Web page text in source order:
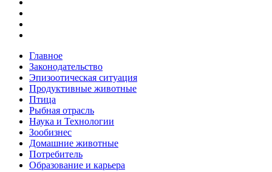
Главное
Законодательство
Эпизоотическая ситуация
Продуктивные животные
Птица
Рыбная отрасль
Наука и Технологии
Зообизнес
Домашние животные
Потребитель
Образование и карьера